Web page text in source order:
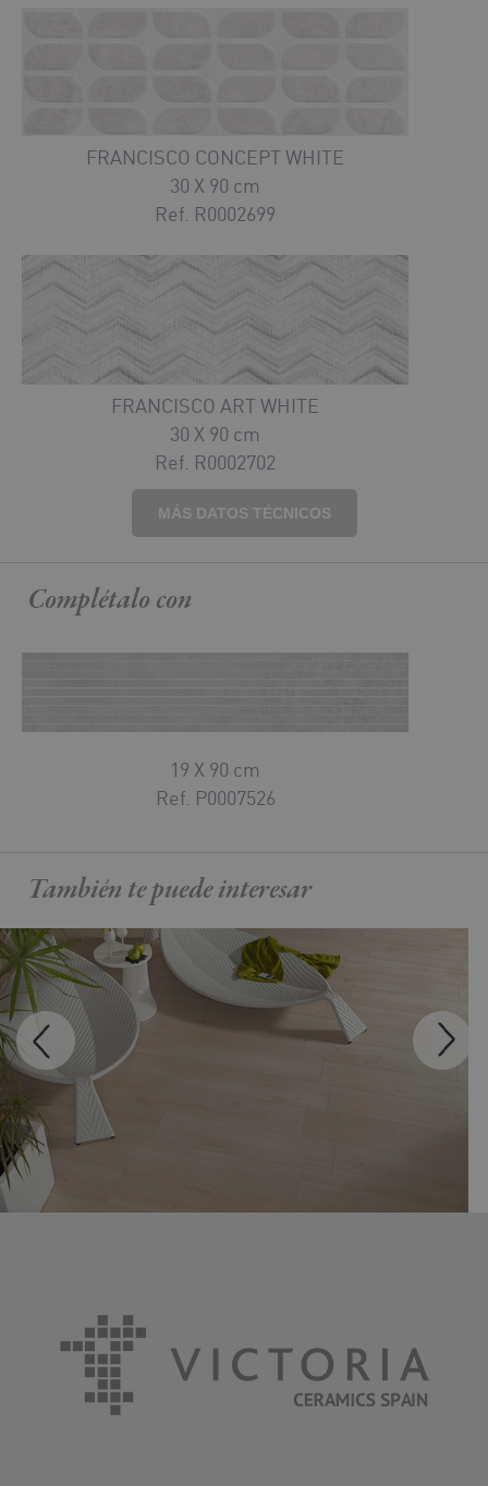
FRANCISCO CONCEPT WHITE
30 X 90 cm
Ref. R0002699
FRANCISCO ART WHITE
30 X 90 cm
Ref. R0002702
MÁS DATOS TÉCNICOS
Complétalo con
19 X 90 cm
Ref. P0007526
También te puedeinteresar